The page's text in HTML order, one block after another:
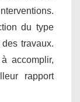
du type
travaux.
accomplir,
rapport